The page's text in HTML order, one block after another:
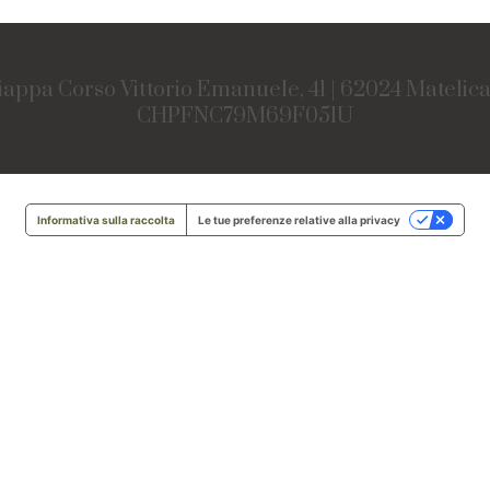
Corso Vittorio Emanuele, 41 | 62024 Matelica
CHPFNC79M69F051U
Informativa sulla raccolta Le tue preferenze relative alla privacy